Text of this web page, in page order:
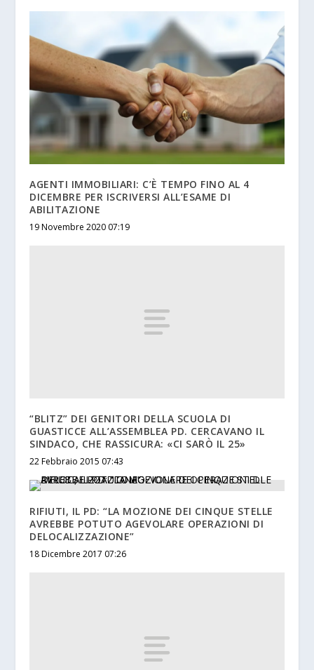
AGENTI IMMOBILIARI: C’È TEMPO FINO AL 4
DICEMBRE PER ISCRIVERSI ALL’ESAME DI
ABILITAZIONE
19 Novembre 2020 07:19
“BLITZ” DEI GENITORI DELLA SCUOLA DI
GUASTICCE ALL’ASSEMBLEA PD. CERCAVANO IL
SINDACO, CHE RASSICURA: «CI SARÒ IL 25»
22 Febbraio 2015 07:43
RIFIUTI, IL PD: “LA MOZIONE DEI CINQUE STELLE
AVREBBE POTUTO AGEVOLARE OPERAZIONI DI
DELOCALIZZAZIONE”
18 Dicembre 2017 07:26